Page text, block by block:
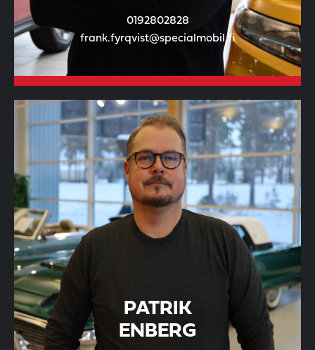
0192802828
frank.fyrqvist@specialmobil.fi
PATRIK
ENBERG